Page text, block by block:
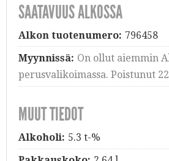
SAATAVUUS ALKOSSA
Alkon tuotenumero: 796458
Myynnissä: On ollut aiemmin
perusvalikoimassa. Poistunut
MUUT TIEDOT
Alkoholi: 5.3 t-%